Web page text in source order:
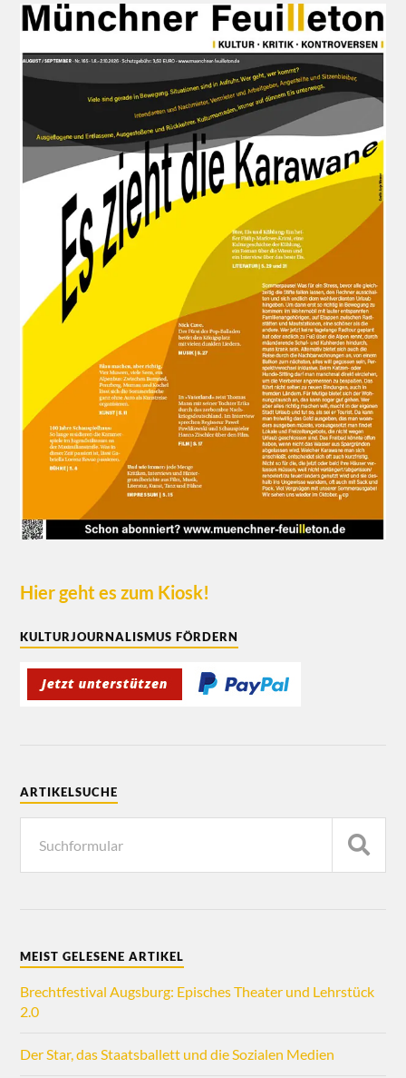
Hier geht es zum Kiosk!
KULTURJOURNALISMUS FÖRDERN
ARTIKELSUCHE
MEIST GELESENE ARTIKEL
Brechtfestival Augsburg: Episches Theater und Lehrstück
2.0
Der Star, das Staatsballett und die Sozialen Medien